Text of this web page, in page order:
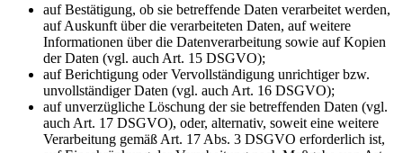
auf Bestätigung, ob sie betreffende Daten verarbeitet werden,
auf Auskunft über die verarbeiteten Daten, auf weitere
Informationen über die Datenverarbeitung sowie auf Kopien
der Daten (vgl. auch Art. 15 DSGVO);
auf Berichtigung oder Vervollständigung unrichtiger bzw.
unvollständiger Daten (vgl. auch Art. 16 DSGVO);
auf unverzügliche Löschung der sie betreffenden Daten (vgl.
auch Art. 17 DSGVO), oder, alternativ, soweit eine weitere
Verarbeitung gemäß Art. 17 Abs. 3 DSGVO erforderlich ist,